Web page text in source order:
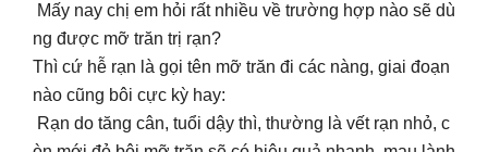
Mấy nay chị em hỏi rất nhiều về trường hợp nào sẽ dù
ng được mỡ trăn trị rạn?
Thì cứ hễ rạn là gọi tên mỡ trăn đi các nàng, giai đoạn
nào cũng bôi cực kỳ hay:
Rạn do tăng cân, tuổi dậy thì, thường là vết rạn nhỏ, c